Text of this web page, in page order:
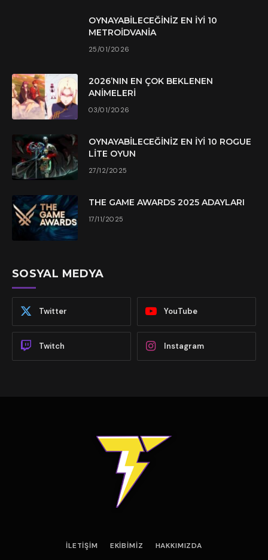
OYNAYABILECEĞINIZ EN İYI 10
METROIDVANIA
25/01/2026
2026’NIN EN ÇOK BEKLENEN
ANIMELERI
03/01/2026
OYNAYABILECEĞINIZ EN İYI 10 ROGUE
LITE OYUN
27/12/2025
THE GAME AWARDS 2025 ADAYLARI
17/11/2025
SOSYAL MEDYA
Twitter YouTube
Twitch Instagram
İLETIŞIM EKIBIMIZ HAKKIMIZDA